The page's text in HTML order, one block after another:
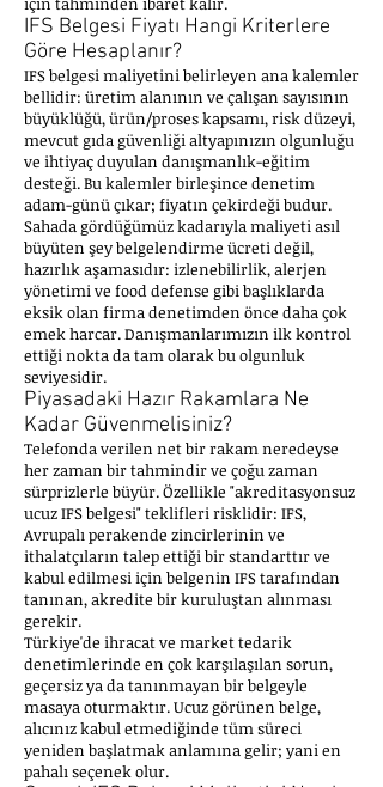
IFS Belgesi Fiyatı Hangi Kriterlere
Göre Hesaplanır?
IFS belgesi maliyetini belirleyen ana kalemler
bellidir: üretim alanının ve çalışan sayısının
büyüklüğü, ürün/proses kapsamı, risk düzeyi,
mevcut gıda güvenliği altyapınızın olgunluğu
ve ihtiyaç duyulan danışmanlık-eğitim
desteği. Bu kalemler birleşince denetim
adam-günü çıkar; fiyatın çekirdeği budur.
Sahada gördüğümüz kadarıyla maliyeti asıl
büyüten şey belgelendirme ücreti değil,
hazırlık aşamasıdır: izlenebilirlik, alerjen
yönetimi ve food defense gibi başlıklarda
eksik olan firma denetimden önce daha çok
emek harcar. Danışmanlarımızın ilk kontrol
ettiği nokta da tam olarak bu olgunluk
seviyesidir.
Piyasadaki Hazır Rakamlara Ne
Kadar Güvenmelisiniz?
Telefonda verilen net bir rakam neredeyse
her zaman bir tahmindir ve çoğu zaman
sürprizlerle büyür. Özellikle "akreditasyonsuz
ucuz IFS belgesi" teklifleri risklidir: IFS,
Avrupalı perakende zincirlerinin ve
ithalatçıların talep ettiği bir standarttır ve
kabul edilmesi için belgenin IFS tarafından
tanınan, akredite bir kuruluştan alınması
gerekir.
Türkiye'de ihracat ve market tedarik
denetimlerinde en çok karşılaşılan sorun,
geçersiz ya da tanınmayan bir belgeyle
masaya oturmaktır. Ucuz görünen belge,
alıcınız kabul etmediğinde tüm süreci
yeniden başlatmak anlamına gelir; yani en
pahalı seçenek olur.